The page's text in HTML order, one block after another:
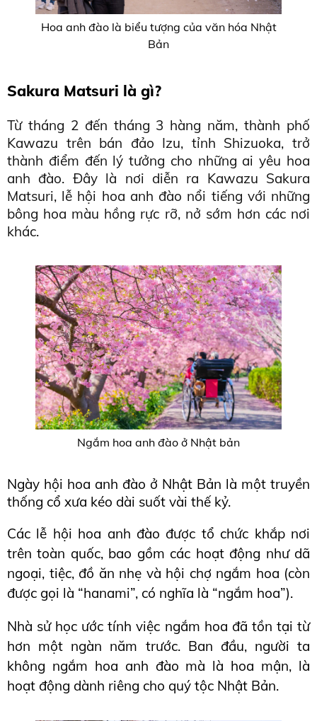
Hoa anh đào là biểu tượng của văn hóa Nhật
Bản
Sakura Matsuri là gì?
Từ tháng 2 đến tháng 3 hàng năm, thành phố
Kawazu trên bán đảo Izu, tỉnh Shizuoka, trở
thành điểm đến lý tưởng cho những ai yêu hoa
anh đào. Đây là nơi diễn ra Kawazu Sakura
Matsuri, lễ hội hoa anh đào nổi tiếng với những
bông hoa màu hồng rực rỡ, nở sớm hơn các nơi
khác.
Ngắm hoa anh đào ở Nhật bản
Ngày hội hoa anh đào ở Nhật Bản là một truyền
thống cổ xưa kéo dài suốt vài thế kỷ.
Các lễ hội hoa anh đào được tổ chức khắp nơi
trên toàn quốc, bao gồm các hoạt động như dã
ngoại, tiệc, đồ ăn nhẹ và hội chợ ngắm hoa (còn
được gọi là “hanami”, có nghĩa là “ngắm hoa”).
Nhà sử học ước tính việc ngắm hoa đã tồn tại từ
hơn một ngàn năm trước. Ban đầu, người ta
không ngắm hoa anh đào mà là hoa mận, là
hoạt động dành riêng cho quý tộc Nhật Bản.